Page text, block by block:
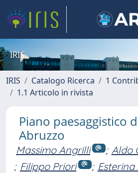
IRIS
IRIS Catalogo Ricerca
1
1.1 Articolo in rivista
Piano paesaggistico
Abruzzo
Massimo Angrilli ; Aldo
; Filippo Priori ;